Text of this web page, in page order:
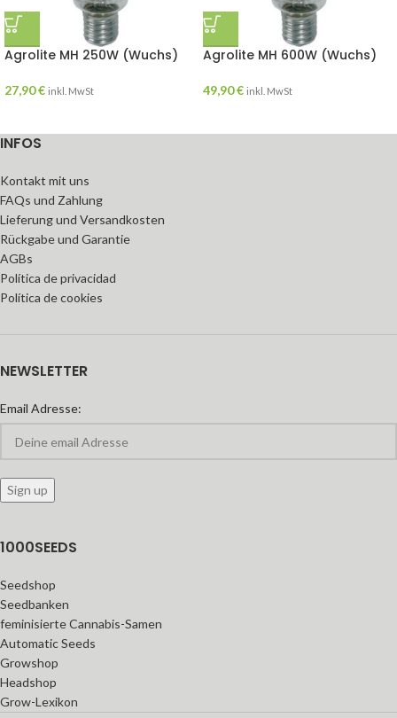
Agrolite MH 250W (Wuchs)
27,90€ inkl. MwSt
Agrolite MH 600W (Wuchs)
49,90€ inkl. MwSt
INFOS
Kontakt mit uns
FAQs und Zahlung
Lieferung und Versandkosten
Rückgabe und Garantie
AGBs
Política de privacidad
Política de cookies
NEWSLETTER
Email Adresse:
1000SEEDS
Seedshop
Seedbanken
feminisierte Cannabis-Samen
Automatic Seeds
Growshop
Headshop
Grow-Lexikon